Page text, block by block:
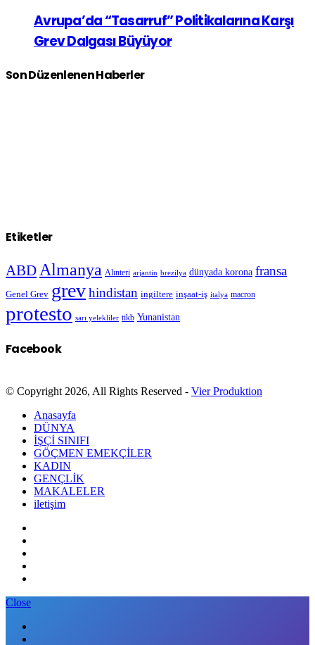
Avrupa’da “Tasarruf” Politikalarına Karşı
Grev Dalgası Büyüyor
Son Düzenlenen Haberler
Etiketler
ABD Almanya Alınteri arjantin brezilya dünyada korona fransa
Genel Grev grevhindistan ingiltere inşaat-iş italya macron
protesto sarı yelekliler tikb Yunanistan
Facebook
© Copyright 2026, All Rights Reserved - Vier Produktion
Anasayfa
DÜNYA
İŞÇİ SINIFI
GÖÇMEN EMEKÇİLER
KADIN
GENÇLİK
MAKALELER
iletişim
Close